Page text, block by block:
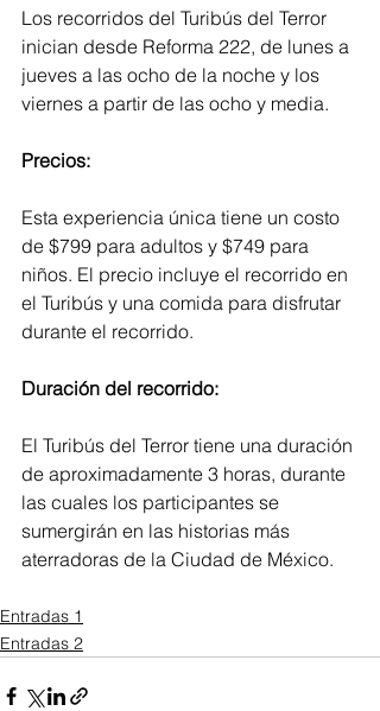
Los recorridos del Turibús del Terror
inician desde Reforma 222, de lunes a
jueves a las ocho de la noche y los
viernes a partir de las ocho y media.
Precios:
Esta experiencia única tiene un costo
de $799 para adultos y $749 para
niños. El precio incluye el recorrido en
el Turibús y una comida para disfrutar
durante el recorrido.
Duración del recorrido:
El Turibús del Terror tiene una duración
de aproximadamente 3 horas, durante
las cuales los participantes se
sumergirán en las historias más
aterradoras de la Ciudad de México.
Entradas 1
Entradas 2